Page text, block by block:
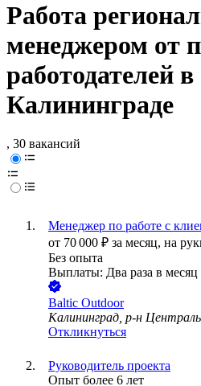
Работа
менеджером от
работодателей в
Калининграде
, 30 вакансий
Менеджер по работе с
от 70 000 ₽ за месяц, на
Без опыта
Выплаты: Два раза в месяц
Baltic Outdoor
Калининград, р-н
Откликнуться
Руководитель проекта
Опыт более 6 лет